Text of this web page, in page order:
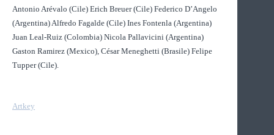
Antonio Arévalo (Cile) Erich Breuer (Cile) Federico D’Angelo
(Argentina) Alfredo Fagalde (Cile) Ines Fontenla (Argentina)
Juan Leal-Ruiz (Colombia) Nicola Pallavicini (Argentina)
Gaston Ramirez (Mexico), César Meneghetti (Brasile) Felipe
Tupper (Cile).
Artkey